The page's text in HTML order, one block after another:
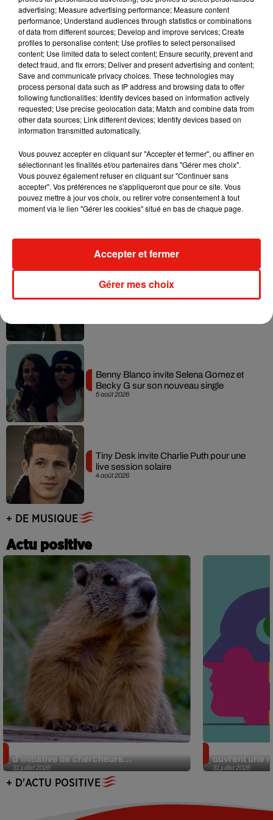
Musique
7 août 2026
Julien Lieb s’essaye à la vie de chatelain
dans son nouveau clip
7 août 2026
Madonna sort enfin le remix de « Love
Tayc et Didi B dévoilent le single le plus
5 août 2026
Benny Blanco invite Selena Gomez et
Becky G sur son nouveau single
4 août 2026
Tiny Desk invite Charlie Puth pour une
live session solaire
+ DE MUSIQUE
Actu positive
31 juillet 2026
d’initiative de chercheurs...
31 juillet 2026
ouvrent une
+ D'ACTU POSITIVE
advertising; Measure advertising performance; Measure content
performance; Understand audiences through statistics or combinations
of data from different sources; Develop and improve services; Create
profiles to personalise content; Use profiles to select personalised
content; Use limited data to select content; Ensure security, prevent and
detect fraud, and fix errors; Deliver and present advertising and content;
Save and communicate privacy choices. These technologies may
process personal data such as IP address and browsing data to offer
following functionalities: Identify devices based on information actively
requested; Use precise geolocation data; Match and combine data from
other data sources; Link different devices; Identify devices based on
information transmitted automatically.
Vous pouvez accepter en cliquant sur "Accepter et fermer", ou affiner en
sélectionnant les finalités et/ou partenaires dans "Gérer mes choix".
Vous pouvez également refuser en cliquant sur "Continuer sans
accepter". Vos préférences ne s'appliqueront que pour ce site. Vous
pouvez mettre à jour vos choix, ou retirer votre consentement à tout
moment via le lien "Gérer les cookies" situé en bas de chaque page.
Gérer mes choix
Accepter et fermer